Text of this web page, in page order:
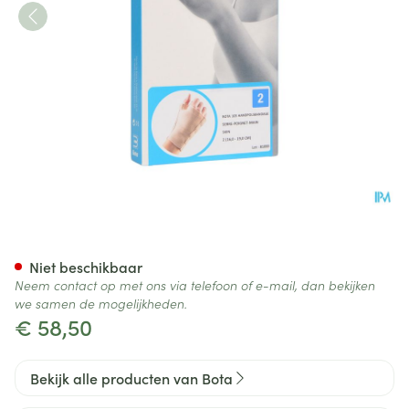
€ 58,50
Niet beschikbaar
Neem contact op met ons via telefoon of e-mail, dan bekijken
we samen de mogelijkheden.
Bekijk alle producten van Bota